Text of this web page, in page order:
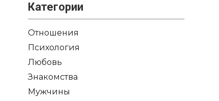
Категории
Отношения
Психология
Любовь
Знакомства
Мужчины